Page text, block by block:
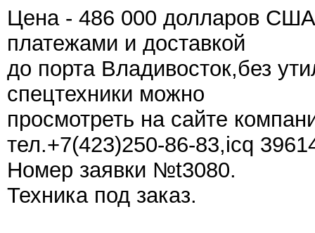
Цена - 486 000 долларов
платежами и доставкой
до порта Владивосток,без
спецтехники можно
просмотреть на сайте
тел.+7(423)250-86-83,icq
Номер заявки №t3080.
Техника под заказ.